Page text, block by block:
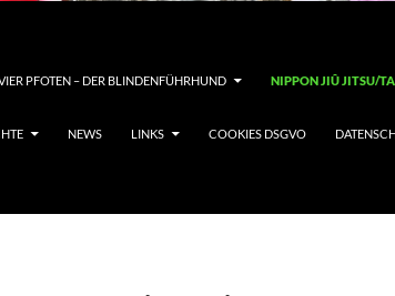
PFOTEN – DER BLINDENFÜHRHUND NIPPON JIÛ JITSU/
NEWS LINKS COOKIES DSGVO